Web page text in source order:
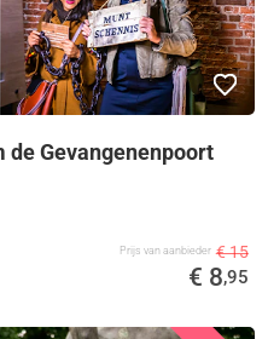
Gevangenenpoort
Prijs van aanbieder € 15
€ 8,95